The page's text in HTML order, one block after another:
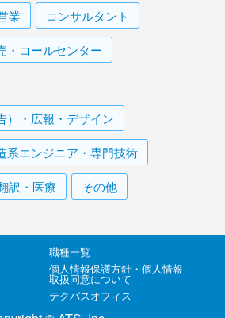
業 コンサルタント
・コールセンター
）・広報・デザイン
系エンジニア・専門技術
訳・医療 その他
職種一覧
個人情報保護方針・個人情報
取扱同意について
テクパスオフィス